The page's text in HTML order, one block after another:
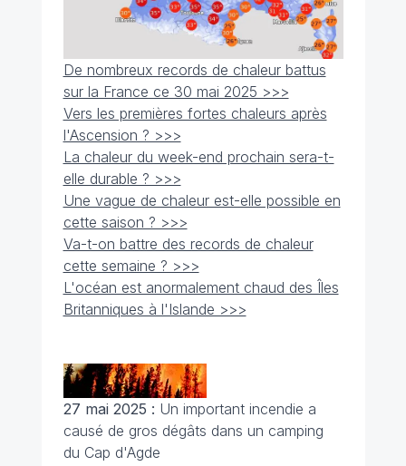
De nombreux records de chaleur battus
sur la France ce 30 mai 2025 >>>
Vers les premières fortes chaleurs après
l'Ascension ? >>>
La chaleur du week-end prochain sera-t-
elle durable ? >>>
Une vague de chaleur est-elle possible en
cette saison ? >>>
Va-t-on battre des records de chaleur
cette semaine ? >>>
L'océan est anormalement chaud des Îles
Britanniques à l'Islande >>>
27 mai 2025 : Un important incendie a
causé de gros dégâts dans un camping
du Cap d'Agde